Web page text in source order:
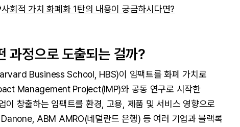
사회적 가치 화폐화 1탄의 내용이 궁금하시다면?
과정으로 도출되는 걸까?
Business School, HBS)이 임팩트를 화폐 가치로
Management Project(IMP)와 공동 연구로 시작한
이 창출하는 임팩트를 환경, 고용, 제품 및 서비스 영향으로
ABM AMRO(네덜란드 은행) 등 여러 기업과 블랙록